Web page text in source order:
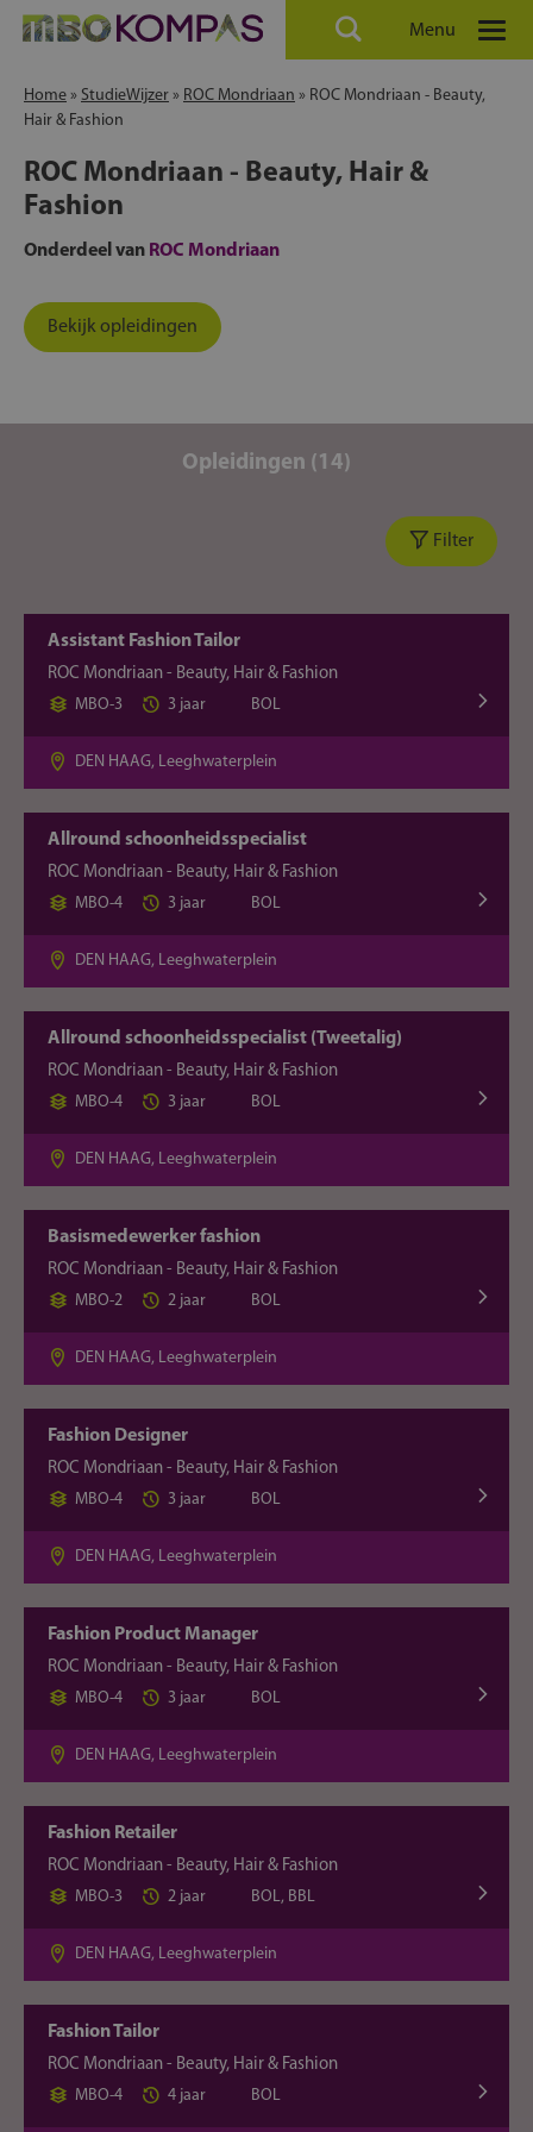
Menu
Home » StudieWijzer » ROC Mondriaan » ROC Mondriaan - Beauty,
Hair & Fashion
ROC Mondriaan - Beauty, Hair &
Fashion
Onderdeel van ROC Mondriaan
Bekijk opleidingen
Opleidingen (14)
Filter
Assistant Fashion Tailor
ROC Mondriaan - Beauty, Hair & Fashion
MBO-3
3 jaar BOL
DEN HAAG, Leeghwaterplein
Allround schoonheidsspecialist
ROC Mondriaan - Beauty, Hair & Fashion
MBO-4
3 jaar BOL
DEN HAAG, Leeghwaterplein
Allround schoonheidsspecialist (Tweetalig)
ROC Mondriaan - Beauty, Hair & Fashion
MBO-4
3 jaar BOL
DEN HAAG, Leeghwaterplein
Basismedewerker fashion
ROC Mondriaan - Beauty, Hair & Fashion
MBO-2
2 jaar BOL
DEN HAAG, Leeghwaterplein
Fashion Designer
ROC Mondriaan - Beauty, Hair & Fashion
MBO-4
3 jaar BOL
DEN HAAG, Leeghwaterplein
Fashion Product Manager
ROC Mondriaan - Beauty, Hair & Fashion
MBO-4
3 jaar BOL
DEN HAAG, Leeghwaterplein
Fashion Retailer
ROC Mondriaan - Beauty, Hair & Fashion
MBO-3
2 jaar BOL, BBL
DEN HAAG, Leeghwaterplein
Fashion Tailor
ROC Mondriaan - Beauty, Hair & Fashion
MBO-4
4 jaar BOL